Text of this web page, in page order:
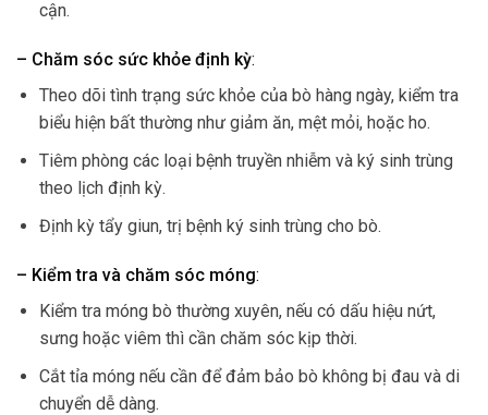
cận.
– Chăm sóc sức khỏe định kỳ:
Theo dõi tình trạng sức khỏe của bò hàng ngày, kiểm tra
biểu hiện bất thường như giảm ăn, mệt mỏi, hoặc ho.
Tiêm phòng các loại bệnh truyền nhiễm và ký sinh trùng
theo lịch định kỳ.
Định kỳ tẩy giun, trị bệnh ký sinh trùng cho bò.
– Kiểm tra và chăm sóc móng:
Kiểm tra móng bò thường xuyên, nếu có dấu hiệu nứt,
sưng hoặc viêm thì cần chăm sóc kịp thời.
Cắt tỉa móng nếu cần để đảm bảo bò không bị đau và di
chuyển dễ dàng.